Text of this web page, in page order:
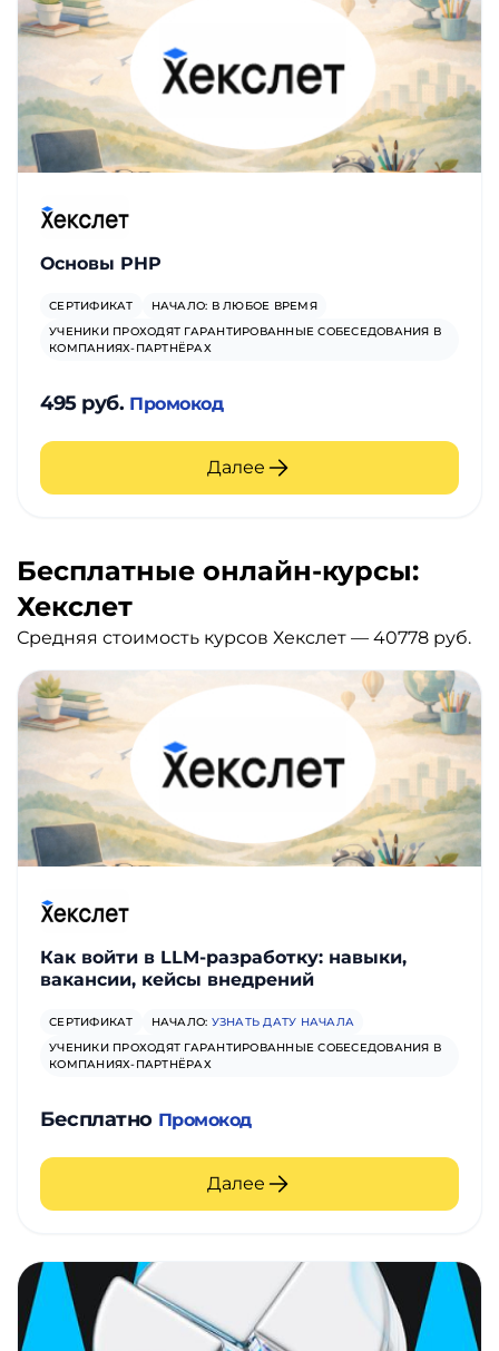
Основы PHP
СЕРТИФИКАТ
НАЧАЛО: В ЛЮБОЕ ВРЕМЯ
УЧЕНИКИ ПРОХОДЯТ ГАРАНТИРОВАННЫЕ СОБЕСЕДОВАНИЯ В
КОМПАНИЯХ-ПАРТНЁРАХ
495 руб. Промокод
Далее
Бесплатные онлайн-курсы:
Хекслет
Средняя стоимость курсов Хекслет — 40778 руб.
Как войти в LLM-разработку: навыки,
вакансии, кейсы внедрений
СЕРТИФИКАТ НАЧАЛО: УЗНАТЬ ДАТУ НАЧАЛА
УЧЕНИКИ ПРОХОДЯТ ГАРАНТИРОВАННЫЕ СОБЕСЕДОВАНИЯ В
КОМПАНИЯХ-ПАРТНЁРАХ
Бесплатно Промокод
Далее